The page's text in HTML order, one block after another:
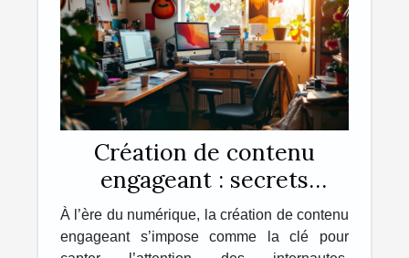
Création de contenu
engageant : secrets
d'efficacité
À l’ère du numérique, la création de contenu
engageant s’impose comme la clé pour